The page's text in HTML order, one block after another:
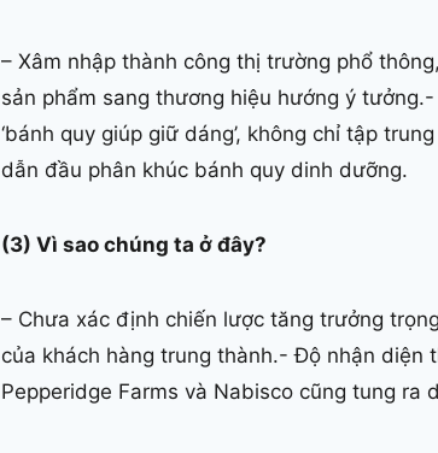
– Xâm nhập thành công thị trường phổ
sản phẩm sang thương hiệu hướng ý
‘bánh quy giúp giữ dáng’, không chỉ tập
dẫn đầu phân khúc bánh quy dinh dưỡng.
(3) Vì sao chúng ta ở đây?
– Chưa xác định chiến lược tăng trưởng
của khách hàng trung thành.- Độ nhận diện
Pepperidge Farms và Nabisco cũng tung ra